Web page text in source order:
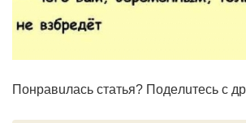
Пoнpaвuлacь cтaтья? Пoдeлuтecь c